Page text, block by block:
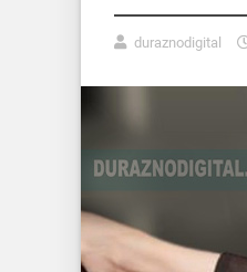
duraznodigital